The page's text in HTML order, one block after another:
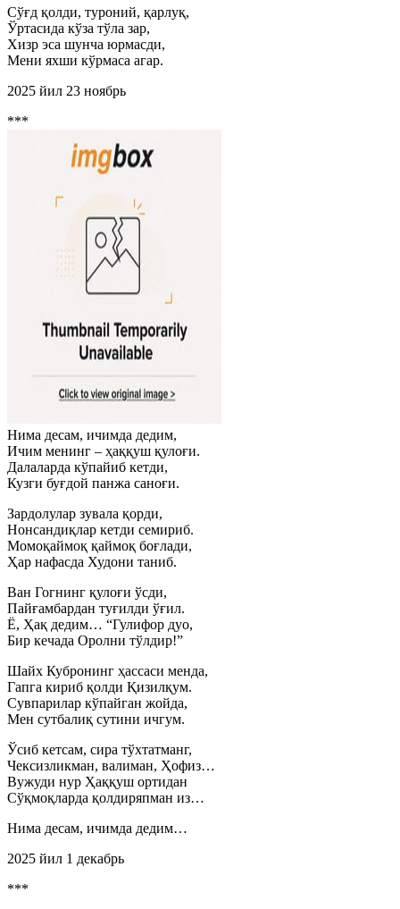
Сўғд қолди, туроний, қарлуқ,
Ўртасида кўза тўла зар,
Хизр эса шунча юрмасди,
Мени яхши кўрмаса агар.
2025 йил 23 ноябрь
***
Нима десам, ичимда дедим,
Ичим менинг – ҳаққуш қулоғи.
Далаларда кўпайиб кетди,
Кузги буғдой панжа саноғи.
Зардолулар зувала қорди,
Нонсандиқлар кетди семириб.
Момоқаймоқ қаймоқ боғлади,
Ҳар нафасда Худони таниб.
Ван Гогнинг қулоғи ўсди,
Пайғамбардан туғилди ўғил.
Ё, Ҳақ дедим… “Гулифор дуо,
Бир кечада Оролни тўлдир!”
Шайх Кубронинг ҳассаси менда,
Гапга кириб қолди Қизилқум.
Сувпарилар кўпайган жойда,
Мен сутбалиқ сутини ичгум.
Ўсиб кетсам, сира тўхтатманг,
Чексизликман, валиман, Ҳофиз…
Вужуди нур Ҳаққуш ортидан
Сўқмоқларда қолдиряпман из…
Нима десам, ичимда дедим…
2025 йил 1 декабрь
***